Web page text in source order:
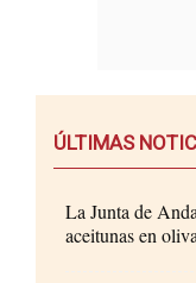
ÚLTIMAS
La Junta de
aceitunas en